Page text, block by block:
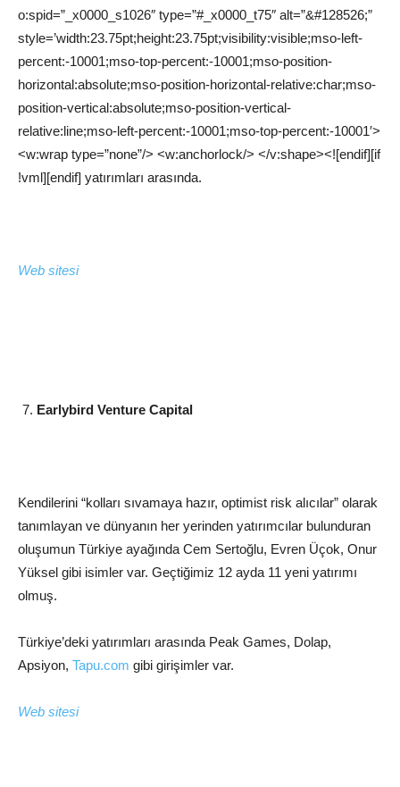
o:spid=”_x0000_s1026″ type=”#_x0000_t75″ alt=”&#128526;”
style=’width:23.75pt;height:23.75pt;visibility:visible;mso-left-
percent:-10001;mso-top-percent:-10001;mso-position-
horizontal:absolute;mso-position-horizontal-relative:char;mso-
position-vertical:absolute;mso-position-vertical-
relative:line;mso-left-percent:-10001;mso-top-percent:-10001′>
<w:wrap type=”none”/> <w:anchorlock/> </v:shape><![endif][if
!vml][endif] yatırımları arasında.
Web sitesi
Earlybird Venture Capital
Kendilerini “kolları sıvamaya hazır, optimist risk alıcılar” olarak
tanımlayan ve dünyanın her yerinden yatırımcılar bulunduran
oluşumun Türkiye ayağında Cem Sertoğlu, Evren Üçok, Onur
Yüksel gibi isimler var. Geçtiğimiz 12 ayda 11 yeni yatırımı
olmuş.
Türkiye’deki yatırımları arasında Peak Games, Dolap,
Apsiyon, Tapu.com gibi girişimler var.
Web sitesi